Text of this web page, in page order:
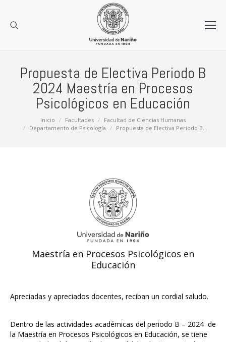
Propuesta de Electiva Periodo B
2024 Maestría en Procesos
Psicológicos en Educación
Estás aquí:Inicio Facultades
Facultad de Ciencias Humanas
Departamento de Psicología
Propuesta de Electiva Periodo B…
Maestría en Procesos Psicológicos en
Educación
Apreciadas y apreciados docentes, reciban un cordial saludo.
Dentro de las actividades académicas del periodo B – 2024 de
la Maestría en Procesos Psicológicos en Educación, se tiene